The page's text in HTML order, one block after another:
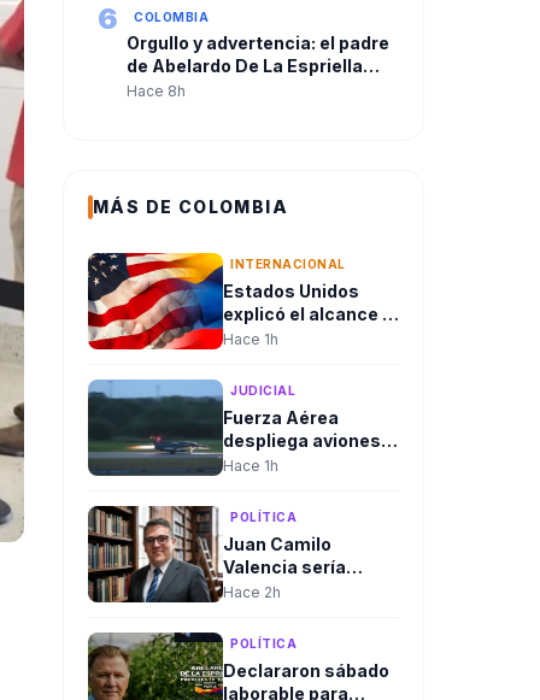
6 COLOMBIA
Orgullo y advertencia: el padre
de Abelardo De La Espriella
habla tras la posesión de su
Hace 8h
MÁS DE COLOMBIA
INTERNACIONAL
Estados Unidos
explicó el alcance y
en qué consiste el
seguridad de
para Colombia tras
la posesión de
Abelardo De La
Hace 1h
JUDICIAL
Fuerza Aérea
despliega aviones
Kfir hacia la
consejo de
seguridad del
presidente
Hace 1h
POLÍTICA
Juan Camilo
Valencia sería
designado como
Agencia Nacional
Hace 2h
POLÍTICA
Declararon sábado
laborable para